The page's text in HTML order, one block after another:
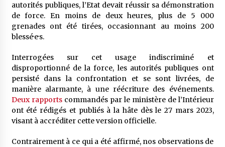
autorités publiques, l’Etat devait réussir sa démonstration
de force. En moins de deux heures, plus de 5 000
grenades ont été tirées, occasionnant au moins 200
blessé·e·s.
Interrogées sur cet usage indiscriminé et
disproportionné de la force, les autorités publiques ont
persisté dans la confrontation et se sont livrées, de
manière alarmante, à une réécriture des événements.
Deux rapportscommandés par le ministère de l’Intérieur
ont été rédigés et publiés à la hâte dès le 27 mars 2023,
visant à accréditer cette version officielle.
Contrairement à ce qui a été affirmé, nos observations de